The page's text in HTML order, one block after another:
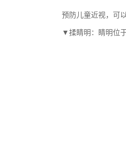
预防儿童近视，可
▼揉睛明： 睛明位